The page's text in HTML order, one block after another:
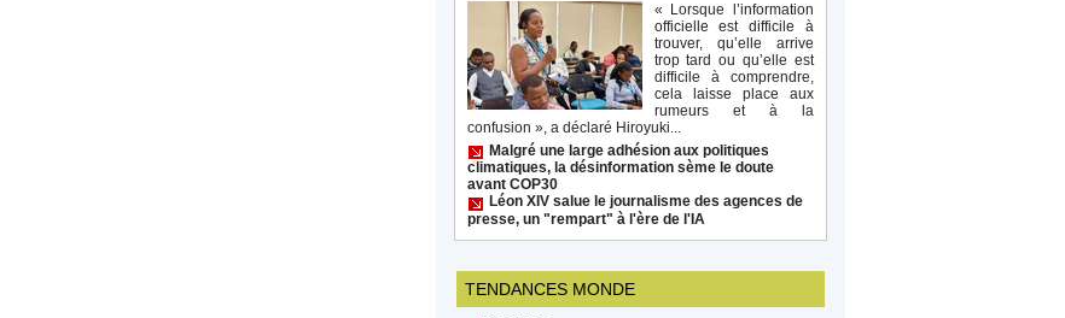
« Lorsque l’information
officielle est difficile à
trouver, qu’elle arrive
trop tard ou qu’elle est
difficile à comprendre,
cela laisse place aux
rumeurs et à la
confusion », a déclaré Hiroyuki...
Malgré une large adhésion aux politiques
climatiques, la désinformation sème le doute
avant COP30
Léon XIV salue le journalisme des agences de
presse, un "rempart" à l'ère de l'IA
TENDANCES MONDE